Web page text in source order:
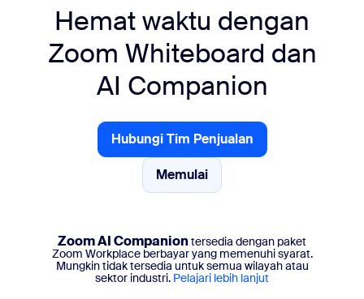
Hemat waktu dengan
Zoom Whiteboard dan
AI Companion
Hubungi Tim Penjualan
Hubungi Tim Penjualan
Memulai
Memulai
Zoom AI Companiontersedia dengan paket
Zoom Workplace berbayar yang memenuhi syarat.
Mungkin tidak tersedia untuk semua wilayah atau
sektor industri. Pelajari lebih lanjut